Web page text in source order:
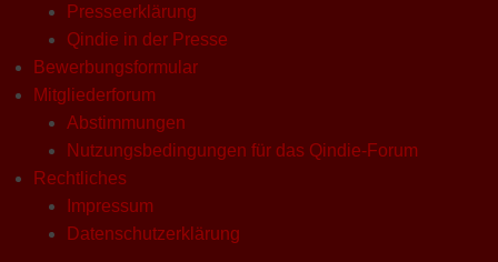
Presseerklärung
Qindie in der Presse
Bewerbungsformular
Mitgliederforum
Abstimmungen
Nutzungsbedingungen für das Qindie-Forum
Rechtliches
Impressum
Datenschutzerklärung